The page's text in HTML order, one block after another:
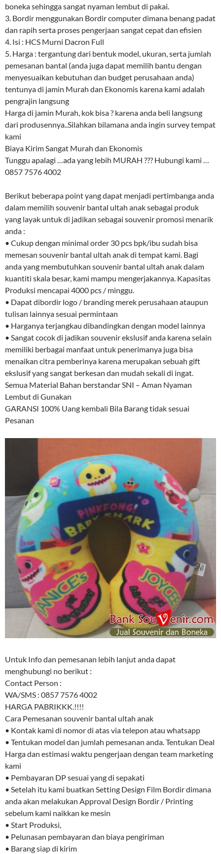
boneka sehingga sangat nyaman lembut di pakai.
3. Bordir menggunakan Bordir computer dimana benang padat
dan rapih serta proses pengerjaan sangat cepat dan efisien
4. Isi : HCS Murni Dacron Full
5. Harga : tergantung dari bentuk model, ukuran, serta jumlah
pemesanan bantal (anda juga dapat memilih bantu dengan
menyesuaikan kebutuhan dan budget perusahaan anda)
tentunya di jamin Murah dan Ekonomis karena kami adalah
pengrajin langsung
Harga di jamin Murah, kok bisa ? karena anda beli langsung
dari produsennya..Silahkan bilamana anda ingin survey tempat
kami
Biaya Kirim Sangat Murah dan Ekonomis
Tunggu apalagi …ada yang lebih MURAH ??? Hubungi kami …
0857 7576 4002
Berikut beberapa point yang dapat menjadi pertimbanga anda
dalam memilih souvenir bantal ultah anak sebagai produk
yang layak untuk di jadikan sebagai souvenir promosi menarik
anda :
• Cukup dengan minimal order 30 pcs bpk/ibu sudah bisa
memesan souvenir bantal ultah anak di tempat kami. Bagi
anda yang membutuhkan souvenir bantal ultah anak dalam
kuantiti skala besar, kami mampu mengerjakannya. Kapasitas
Produksi mencapai 4000 pcs / minggu.
• Dapat dibordir logo / branding merek perusahaan ataupun
tulisan lainnya sesuai permintaan
• Harganya terjangkau dibandingkan dengan model lainnya
• Sangat cocok di jadikan souvenir ekslusif anda karena selain
memiliki berbagai manfaat untuk penerimanya juga bisa
menaikan citra pemberinya karena merupakan sebuah gift
ekslusif yang sangat berkesan dan mudah sekali di ingat.
Semua Material Bahan berstandar SNI – Aman Nyaman
Lembut di Gunakan
GARANSI 100% Uang kembali Bila Barang tidak sesuai
Pesanan
Untuk Info dan pemesanan lebih lanjut anda dapat
menghubungi no berikut :
Contact Person :
WA/SMS : 0857 7576 4002
HARGA PABRIKKK.!!!!
Cara Pemesanan souvenir bantal ultah anak
• Kontak kami di nomor di atas via telepon atau whatsapp
• Tentukan model dan jumlah pemesanan anda. Tentukan Deal
Harga dan estimasi waktu pengerjaan dengan team marketing
kami
• Pembayaran DP sesuai yang di sepakati
• Setelah itu kami buatkan Setting Design Film Bordir dimana
anda akan melakukan Approval Design Bordir / Printing
sebelum kami naikkan ke mesin
• Start Produksi,
• Pelunasan pembayaran dan biaya pengiriman
• Barang siap di kirim